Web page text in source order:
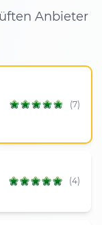
Anbieter
(7)
(4)